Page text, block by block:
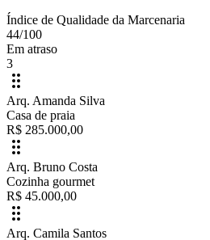
Índice de Qualidade da Marcenaria
44/100
Em atraso
3
Arq. Amanda Silva
Casa de praia
R$ 285.000,00
Arq. Bruno Costa
Cozinha gourmet
R$ 45.000,00
Arq. Camila Santos